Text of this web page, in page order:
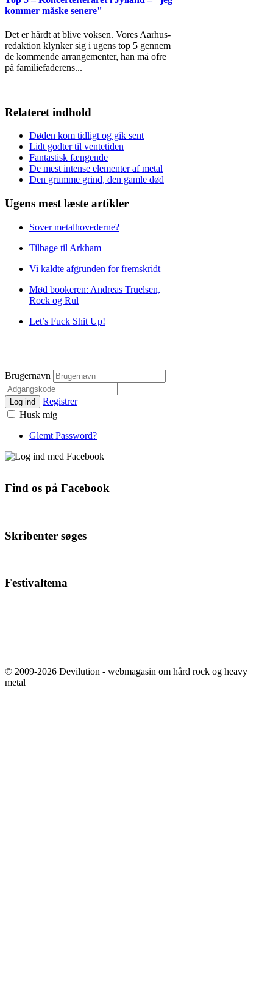
kommer måske senere"
Det er hårdt at blive voksen. Vores Aarhus-
redaktion klynker sig i ugens top 5 gennem
de kommende arrangementer, han må ofre
på familiefaderens...
Relateret indhold
Døden kom tidligt og gik sent
Lidt godter til ventetiden
Fantastisk fængende
De mest intense elementer af metal
Den grumme grind, den gamle død
Ugens mest læste artikler
Sover metalhovederne?
Tilbage til Arkham
Vi kaldte afgrunden for fremskridt
Mød bookeren: Andreas Truelsen,
Rock og Rul
Let’s Fuck Shit Up!
Brugernavn
Log ind
Registrer
Husk mig
Glemt Password?
Find os på Facebook
Skribenter søges
Festivaltema
© 2009-2026 Devilution - webmagasin om hård rock og heavy
metal